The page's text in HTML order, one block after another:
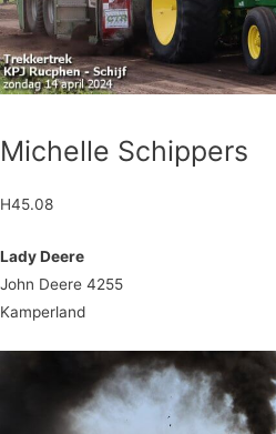
Michelle Schippers
H45.08
Lady Deere
John Deere 4255
Kamperland